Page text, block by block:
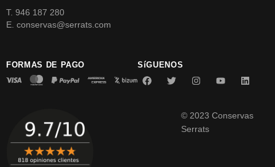
T. 946 187 280
E. conservas@serrats.com
FORMAS DE PAGO SíGUENOS
© 2023 Conservas
Serrats